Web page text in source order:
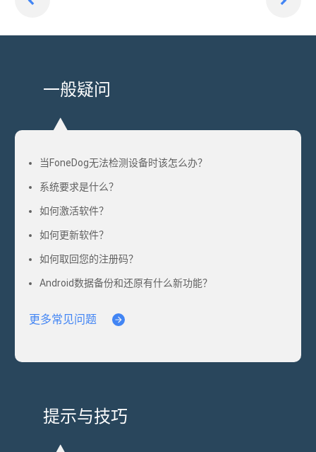
一般疑问
当FoneDog无法检测设备时该怎么办？
系统要求是什么？
如何激活软件？
如何更新软件？
如何取回您的注册码？
Android数据备份和还原有什么新功能？
更多常见问题
提示与技巧